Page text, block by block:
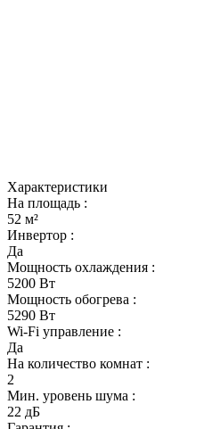
Характеристики
На площадь :
52 м²
Инвертор :
Да
Мощность охлаждения :
5200 Вт
Мощность обогрева :
5290 Вт
Wi-Fi управление :
Да
На количество комнат :
2
Мин. уровень шума :
22 дБ